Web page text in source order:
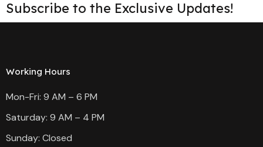
Subscribe to the Exclusive Updates!
Working Hours
Mon-Fri: 9 AM – 6 PM
Saturday: 9 AM – 4 PM
Sunday: Closed